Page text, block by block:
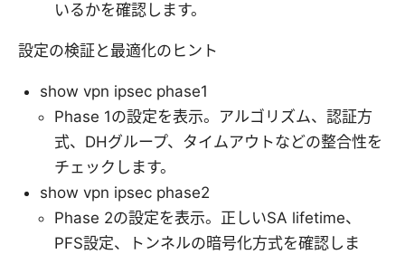
いるかを確認します。
設定の検証と最適化のヒント
show vpn ipsec phase1
Phase 1の設定を表示。アルゴリズム、認証方
式、DHグループ、タイムアウトなどの整合性を
チェックします。
show vpn ipsec phase2
Phase 2の設定を表示。正しいSA lifetime、
PFS設定、トンネルの暗号化方式を確認しま